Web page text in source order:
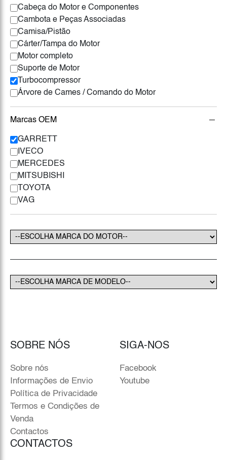
Cabeça do Motor e Componentes
Cambota e Peças Associadas
Camisa/Pistão
Cárter/Tampa do Motor
Motor completo
Suporte de Motor
Turbocompressor
Árvore de Cames / Comando do Motor
Marcas OEM
GARRETT
IVECO
MERCEDES
MITSUBISHI
TOYOTA
VAG
SOBRE NÓS
Sobre nós
Informações de Envio
Política de Privacidade
Termos e Condições de
Venda
Contactos
SIGA-NOS
Facebook
Youtube
CONTACTOS